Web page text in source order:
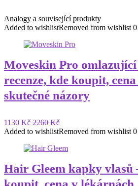
Analogy a související produkty
Added to wishlistRemoved from wishlist 0
Moveskin Pro
recenze, kde koupit,
skutečné názory
1130 Kč 2260 Kč
Added to wishlistRemoved from wishlist 0
Hair Gleem kapky vlasů